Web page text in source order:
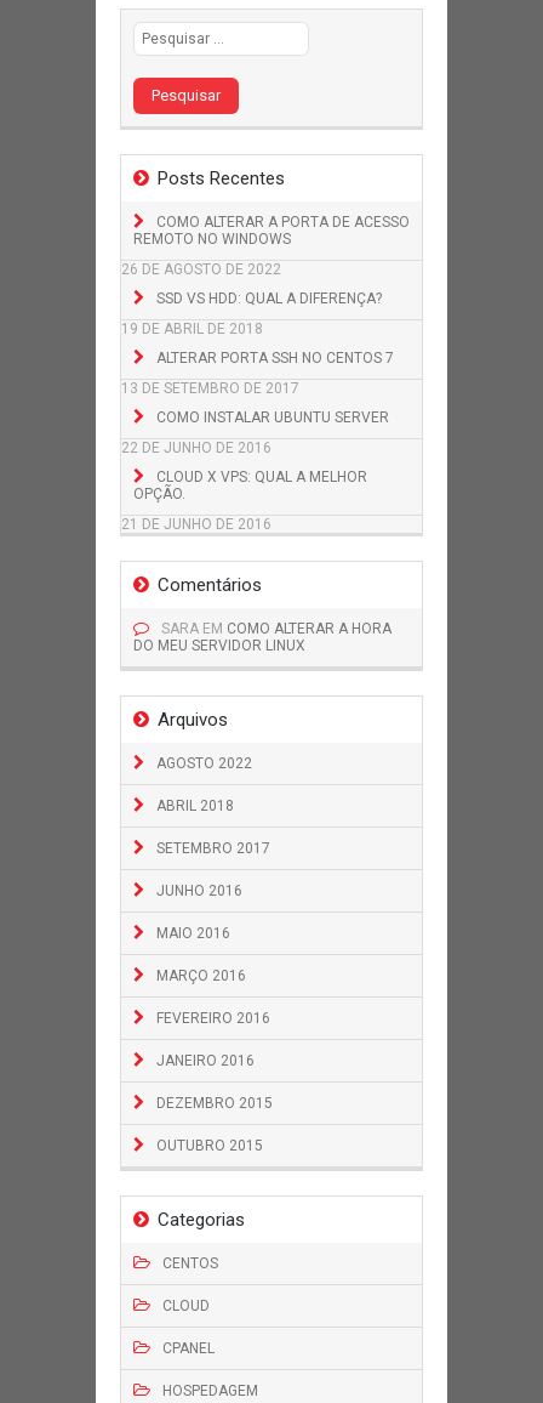
Pesquisar por:
Posts Recentes
COMO ALTERAR A PORTA DE ACESSO
REMOTO NO WINDOWS
26 DE AGOSTO DE 2022
SSD VS HDD: QUAL A DIFERENÇA?
19 DE ABRIL DE 2018
ALTERAR PORTA SSH NO CENTOS 7
13 DE SETEMBRO DE 2017
COMO INSTALAR UBUNTU SERVER
22 DE JUNHO DE 2016
CLOUD X VPS: QUAL A MELHOR
OPÇÃO.
21 DE JUNHO DE 2016
Comentários
SARA EM COMO ALTERAR A HORA
DO MEU SERVIDOR LINUX
Arquivos
AGOSTO 2022
ABRIL 2018
SETEMBRO 2017
JUNHO 2016
MAIO 2016
MARÇO 2016
FEVEREIRO 2016
JANEIRO 2016
DEZEMBRO 2015
OUTUBRO 2015
Categorias
CENTOS
CLOUD
CPANEL
HOSPEDAGEM